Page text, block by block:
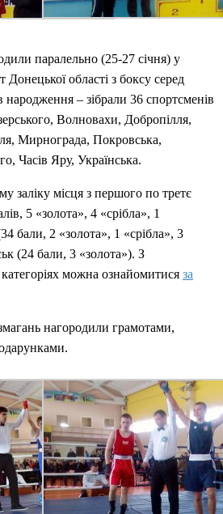
паралельно (25-27 січня) у
області з боксу серед
народження – зібрали 36 спортсменів
Волновахи, Добропілля,
Мирнограда, Покровська,
Часів Яру, Українська.
заліку місця з першого по третє
5 «золота», 4 «срібла», 1
бали, 2 «золота», 1 «срібла», 3
(24 бали, 3 «золота»). З
можна ознайомитися за
нагородили грамотами,